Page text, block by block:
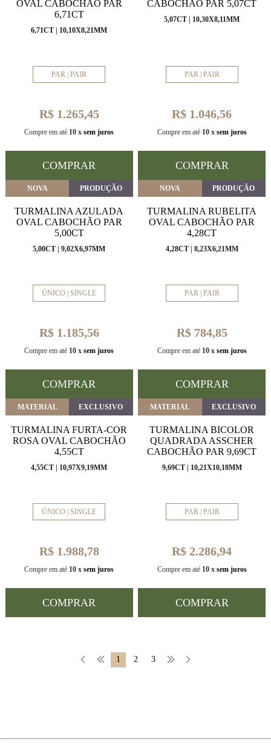
OVAL CABOCHÃO PAR
6,71CT
6,71CT | 10,10X8,21MM
PAR | PAIR
R$ 1.265,45
Compre em até 10 x sem juros
COMPRAR
CABOCHÃO PAR 5,07CT
5,07CT | 10,30X8,11MM
PAR | PAIR
R$ 1.046,56
Compre em até 10 x sem juros
COMPRAR
NOVA PRODUÇÃO
TURMALINA AZULADA
OVAL CABOCHÃO PAR
5,00CT
5,00CT | 9,02X6,97MM
ÚNICO | SINGLE
R$ 1.185,56
Compre em até 10 x sem juros
COMPRAR
NOVA PRODUÇÃO
TURMALINA RUBELITA
OVAL CABOCHÃO PAR
4,28CT
4,28CT | 8,23X6,21MM
PAR | PAIR
R$ 784,85
Compre em até 10 x sem juros
COMPRAR
MATERIAL EXCLUSIVO
TURMALINA FURTA-COR
ROSA OVAL CABOCHÃO
4,55CT
4,55CT | 10,97X9,19MM
ÚNICO | SINGLE
R$ 1.988,78
Compre em até 10 x sem juros
COMPRAR
MATERIAL EXCLUSIVO
TURMALINA BICOLOR
QUADRADA ASSCHER
CABOCHÃO PAR 9,69CT
9,69CT | 10,21X10,18MM
PAR | PAIR
R$ 2.286,94
Compre em até 10 x sem juros
COMPRAR
1 2 3